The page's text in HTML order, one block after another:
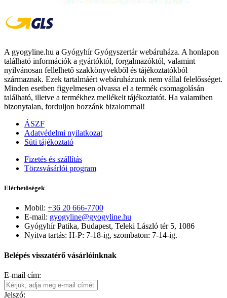
A gyogyline.hu a Gyógyhír Gyógyszertár webáruháza. A honlapon
található információk a gyártóktól, forgalmazóktól, valamint
nyilvánosan fellelhető szakkönyvekből és tájékoztatókból
származnak. Ezek tartalmáért webáruházunk nem vállal felelősséget.
Minden esetben figyelmesen olvassa el a termék csomagolásán
található, illetve a termékhez mellékelt tájékoztatót. Ha valamiben
bizonytalan, forduljon hozzánk bizalommal!
ÁSZF
Adatvédelmi nyilatkozat
Süti tájékoztató
Fizetés és szállítás
Törzsvásárlói program
Elérhetőségek
Mobil: +36 20 666-7700
E-mail: gyogyline@gyogyline.hu
Gyógyhír Patika, Budapest, Teleki László tér 5, 1086
Nyitva tartás: H-P: 7-18-ig, szombaton: 7-14-ig.
Belépés visszatérő vásárlóinknak
E-mail cím:
Jelszó: